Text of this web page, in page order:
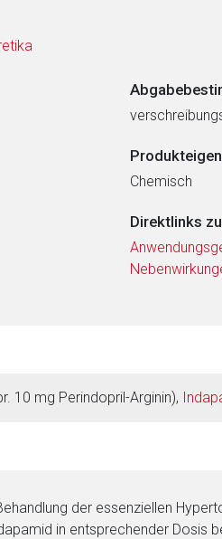
Chemisch
Direktlinks
10 mg Perindopril-Arginin),
der essenziellen
in entsprechender Dosis